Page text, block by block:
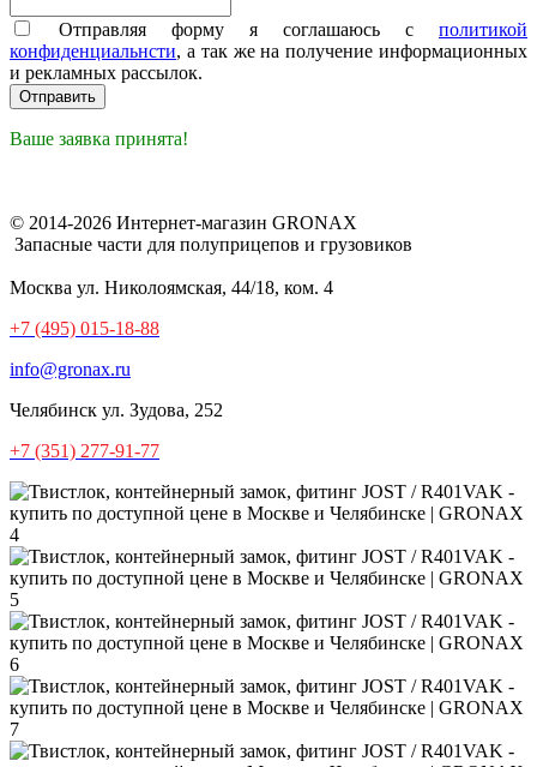
Отправляя форму я соглашаюсь с политикой
конфиденциальнсти, а так же на получение информационных
и рекламных рассылок.
Ваше заявка принята!
© 2014-2026 Интернет-магазин GRONAX
Запасные части для полуприцепов и грузовиков
Москва ул. Николоямская, 44/18, ком. 4
+7 (495) 015-18-88
info@gronax.ru
Челябинск ул. Зудова, 252
+7 (351) 277-91-77